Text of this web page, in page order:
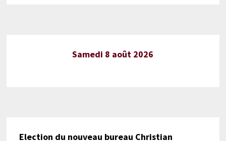
Samedi 8 août 2026
Election du nouveau bureau Christian